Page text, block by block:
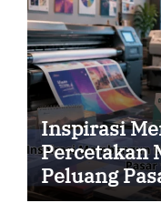
Inspirasi
Percetakan
Peluang